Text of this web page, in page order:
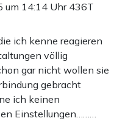
um 14:14 Uhr 436T
ich kenne reagieren
völlig
gar nicht wollen sie
gebracht
ich keinen
Einstellungen………